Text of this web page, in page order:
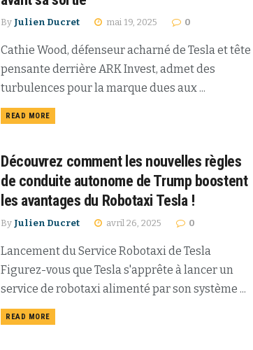
By Julien Ducret mai 19, 2025 0
Cathie Wood, défenseur acharné de Tesla et tête
pensante derrière ARK Invest, admet des
turbulences pour la marque dues aux ...
READ MORE
Découvrez comment les nouvelles règles
de conduite autonome de Trump boostent
les avantages du Robotaxi Tesla !
By Julien Ducret avril 26, 2025 0
Lancement du Service Robotaxi de Tesla
Figurez-vous que Tesla s'apprête à lancer un
service de robotaxi alimenté par son système ...
READ MORE